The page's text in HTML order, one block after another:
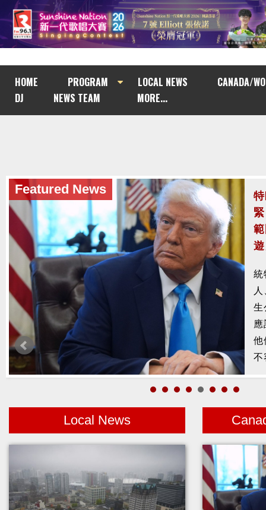
HOME PROGRAM LOCAL NEWS
CANADA/
DJ
NEWS TEAM MORE...
Featured News
槍
示
者
Local News